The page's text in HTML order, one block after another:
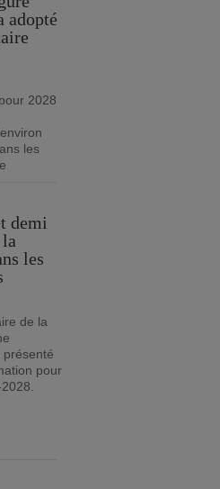
adopté
2028
les
demi
les
de la
pour